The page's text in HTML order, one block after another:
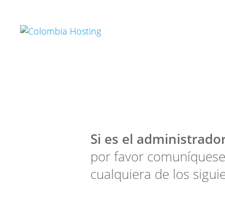
Si es el
por favor
cualquiera de los